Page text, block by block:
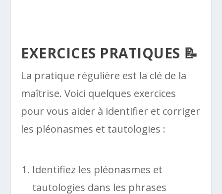
EXERCICES PRATIQUES 📝
La pratique régulière est la clé de la
maîtrise. Voici quelques exercices
pour vous aider à identifier et corriger
les pléonasmes et tautologies :
Identifiez les pléonasmes et
tautologies dans les phrases